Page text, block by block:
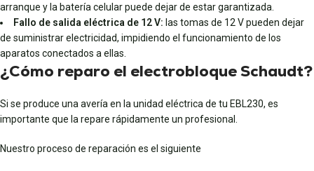
arranque y la batería celular puede dejar de estar garantizada.
Fallo de salida eléctrica de 12 V: las tomas de 12 V pueden dejar
de suministrar electricidad, impidiendo el funcionamiento de los
aparatos conectados a ellas.
¿Cómo reparo el electrobloque Schaudt?
Si se produce una avería en la unidad eléctrica de tu EBL230, es
importante que la repare rápidamente un profesional.
Nuestro proceso de reparación es el siguiente